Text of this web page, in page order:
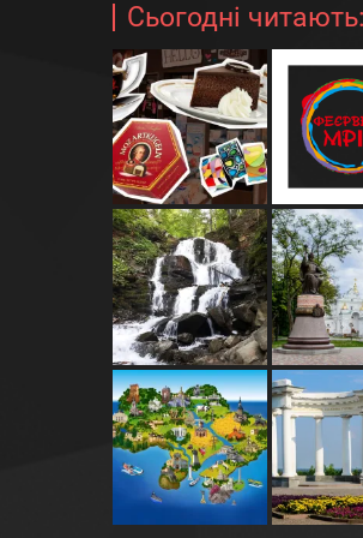
Сьогодні